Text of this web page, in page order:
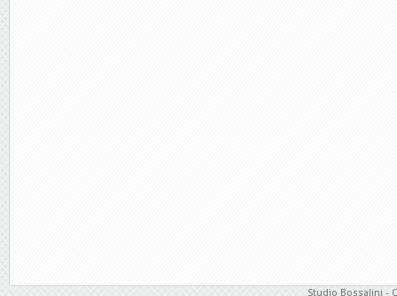
Studio Bossalini -